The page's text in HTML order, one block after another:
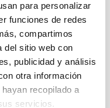
para personalizar
funciones de redes
compartimos
del sitio web con
publicidad y análisis
otra información
recopilado a
servicios.
de comunicación